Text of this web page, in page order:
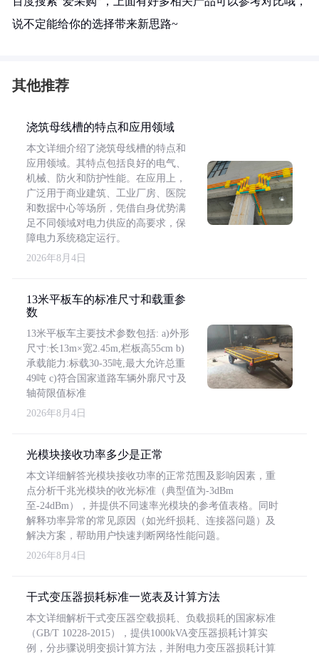
说不定能给你的选择带来新思路~
其他推荐
浇筑母线槽的特点和应用领域
本文详细介绍了浇筑母线槽的特点和
应用领域。其特点包括良好的电气、
机械、防火和防护性能。在应用上，
广泛用于商业建筑、工业厂房、医院
和数据中心等场所，凭借自身优势满
足不同领域对电力供应的高要求，保
障电力系统稳定运行。
2026年8月4日
13米平板车的标准尺寸和载重参
数
13米平板车主要技术参数包括: a)外形
尺寸:长13m×宽2.45m,栏板高55cm b)
承载能力:标载30-35吨,最大允许总重
49吨 c)符合国家道路车辆外廓尺寸及
轴荷限值标准
2026年8月4日
光模块接收功率多少是正常
本文详细解答光模块接收功率的正常范围及影响因素，重
点分析千兆光模块的收光标准（典型值为-3dBm
至-24dBm），并提供不同速率光模块的参考值表格。同时
解释功率异常的常见原因（如光纤损耗、连接器问题）及
解决方案，帮助用户快速判断网络性能问题。
2026年8月4日
干式变压器损耗标准一览表及计算方法
本文详细解析干式变压器空载损耗、负载损耗的国家标准
（GB/T 10228-2015），提供1000kVA变压器损耗计算实
例，分步骤说明变损计算方法，并附电力变压器损耗计算